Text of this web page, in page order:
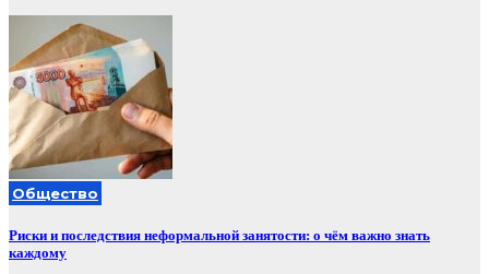
Общество
Риски и последствия неформальной занятости: о чём важно знать
каждому